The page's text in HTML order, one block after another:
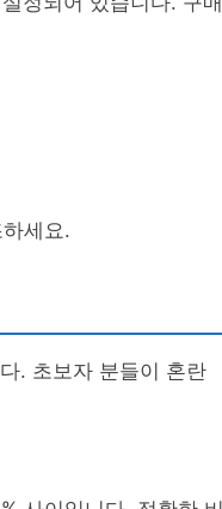
세요.
. 초보자 분들이 혼란